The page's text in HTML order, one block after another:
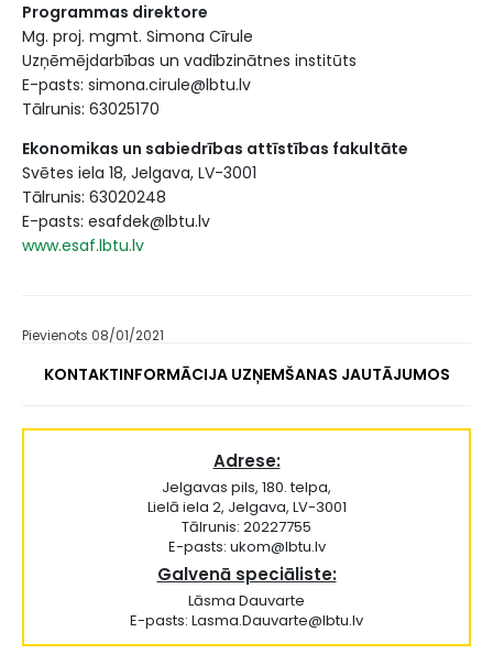
Programmas direktore
Mg. proj. mgmt. Simona Cīrule
Uzņēmējdarbības un vadībzinātnes institūts
E-pasts: simona.cirule@lbtu.lv
Tālrunis: 63025170
Ekonomikas un sabiedrības attīstības fakultāte
Svētes iela 18, Jelgava, LV-3001
Tālrunis: 63020248
E-pasts: esafdek@lbtu.lv
www.esaf.lbtu.lv
Pievienots 08/01/2021
KONTAKTINFORMĀCIJA UZŅEMŠANAS JAUTĀJUMOS
Adrese:
Jelgavas pils, 180. telpa,
Lielā iela 2, Jelgava, LV-3001
Tālrunis: 20227755
E-pasts: ukom@lbtu.lv
Galvenā speciāliste:
Lāsma Dauvarte
E-pasts: Lasma.Dauvarte@lbtu.lv